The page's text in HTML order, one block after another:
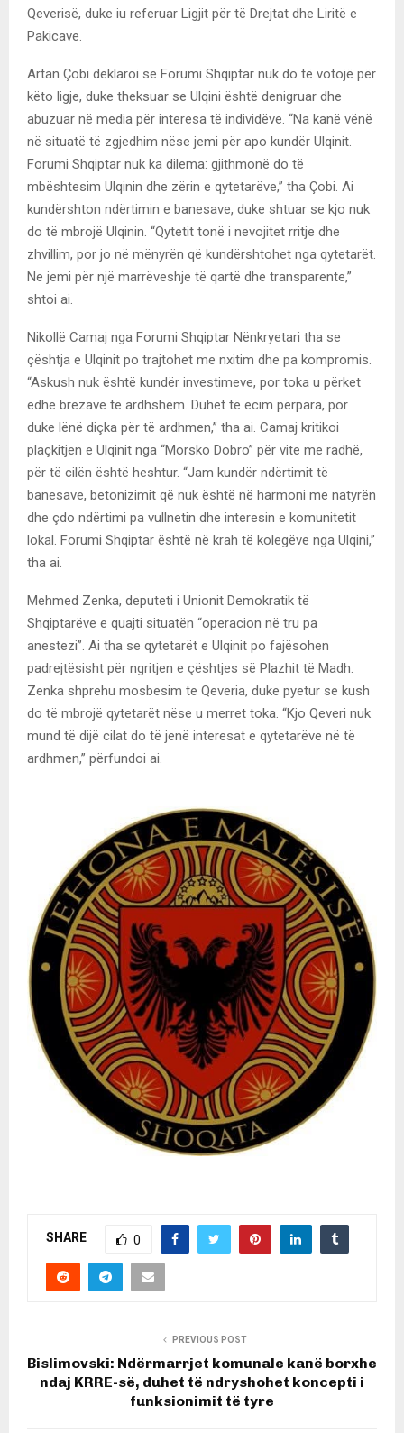
Qeverisë, duke iu referuar Ligjit për të Drejtat dhe Liritë e
Pakicave.
Artan Çobi deklaroi se Forumi Shqiptar nuk do të votojë për
këto ligje, duke theksuar se Ulqini është denigruar dhe
abuzuar në media për interesa të individëve. “Na kanë vënë
në situatë të zgjedhim nëse jemi për apo kundër Ulqinit.
Forumi Shqiptar nuk ka dilema: gjithmonë do të
mbështesim Ulqinin dhe zërin e qytetarëve,” tha Çobi. Ai
kundërshton ndërtimin e banesave, duke shtuar se kjo nuk
do të mbrojë Ulqinin. “Qytetit tonë i nevojitet rritje dhe
zhvillim, por jo në mënyrën që kundërshtohet nga qytetarët.
Ne jemi për një marrëveshje të qartë dhe transparente,”
shtoi ai.
Nikollë Camaj nga Forumi Shqiptar Nënkryetari tha se
çështja e Ulqinit po trajtohet me nxitim dhe pa kompromis.
“Askush nuk është kundër investimeve, por toka u përket
edhe brezave të ardhshëm. Duhet të ecim përpara, por
duke lënë diçka për të ardhmen,” tha ai. Camaj kritikoi
plaçkitjen e Ulqinit nga “Morsko Dobro” për vite me radhë,
për të cilën është heshtur. “Jam kundër ndërtimit të
banesave, betonizimit që nuk është në harmoni me natyrën
dhe çdo ndërtimi pa vullnetin dhe interesin e komunitetit
lokal. Forumi Shqiptar është në krah të kolegëve nga Ulqini,”
tha ai.
Mehmed Zenka, deputeti i Unionit Demokratik të
Shqiptarëve e quajti situatën “operacion në tru pa
anestezi”. Ai tha se qytetarët e Ulqinit po fajësohen
padrejtësisht për ngritjen e çështjes së Plazhit të Madh.
Zenka shprehu mosbesim te Qeveria, duke pyetur se kush
do të mbrojë qytetarët nëse u merret toka. “Kjo Qeveri nuk
mund të dijë cilat do të jenë interesat e qytetarëve në të
ardhmen,” përfundoi ai.
SHARE 0
PREVIOUS POST
Bislimovski: Ndërmarrjet komunale kanë borxhe
ndaj KRRE-së, duhet të ndryshohet koncepti i
funksionimit të tyre